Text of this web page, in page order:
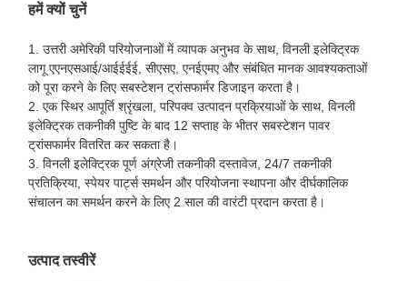
हमें क्यों चुनें
1. उत्तरी अमेरिकी परियोजनाओं में व्यापक अनुभव के साथ, विनली इलेक्ट्रिक
लागू एएनएसआई/आईईईई, सीएसए, एनईएमए और संबंधित मानक आवश्यकताओं
को पूरा करने के लिए सबस्टेशन ट्रांसफार्मर डिजाइन करता है।
2. एक स्थिर आपूर्ति श्रृंखला, परिपक्व उत्पादन प्रक्रियाओं के साथ, विनली
इलेक्ट्रिक तकनीकी पुष्टि के बाद 12 सप्ताह के भीतर सबस्टेशन पावर
ट्रांसफार्मर वितरित कर सकता है।
3. विनली इलेक्ट्रिक पूर्ण अंग्रेजी तकनीकी दस्तावेज, 24/7 तकनीकी
प्रतिक्रिया, स्पेयर पार्ट्स समर्थन और परियोजना स्थापना और दीर्घकालिक
संचालन का समर्थन करने के लिए 2 साल की वारंटी प्रदान करता है।
उत्पाद तस्वीरें